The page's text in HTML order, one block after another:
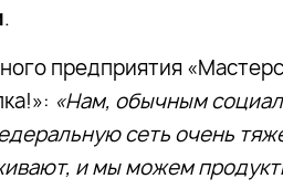
.
предприятия
«Нам, обычным
сеть очень
и мы можем